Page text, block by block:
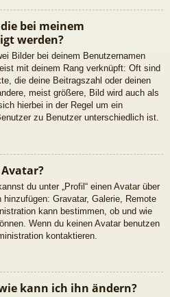
bei meinem
werden?
Bilder bei deinem Benutzernamen
mit deinem Rang verknüpft: Oft sind
die deine Beitragszahl oder deinen
meist größere, Bild wird auch als
hierbei in der Regel um ein
zu Benutzer unterschiedlich ist.
du unter „Profil“ einen Avatar über
Gravatar, Galerie, Remote
kann bestimmen, ob und wie
Wenn du keinen Avatar benutzen
kontaktieren.
kann ich ihn ändern?